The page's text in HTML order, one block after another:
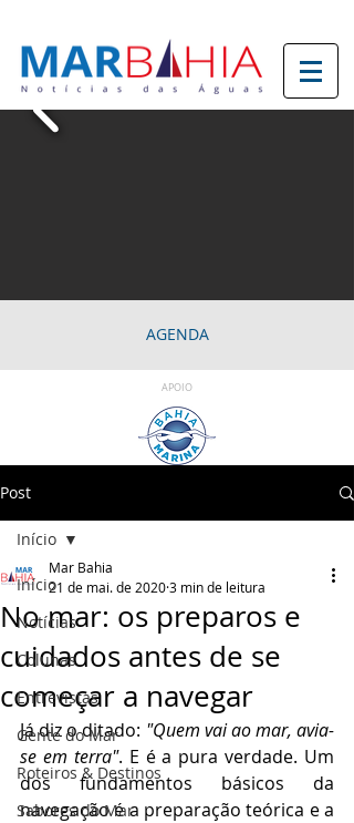
AGENDA
APOIO
Post
Início
Notícias
Colunas
Entrevistas
Gente do Mar
Roteiros & Destinos
Sabores do Mar
Início
No mar: os preparos e
cuidados antes de se
começar a navegar
Mar Bahia
21 de mai. de 20203 min de leitura
Já diz o ditado: "Quem vai ao mar, avia-
se em terra". E é a pura verdade. Um
dos fundamentos básicos da
navegação é a preparação teórica e a